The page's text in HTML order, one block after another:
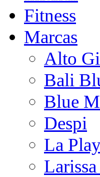
Fitness
Marcas
Alto
Bali
Blue
Despi
La